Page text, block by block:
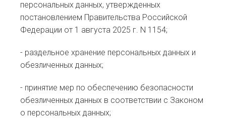
персональных данных, утвержденных
постановлением Правительства Российской
Федерации от 1 августа 2025 г. N 1154;
- раздельное хранение персональных данных и
обезличенных данных;
- принятие мер по обеспечению безопасности
обезличенных данных в соответствии с Законом
о персональных данных;